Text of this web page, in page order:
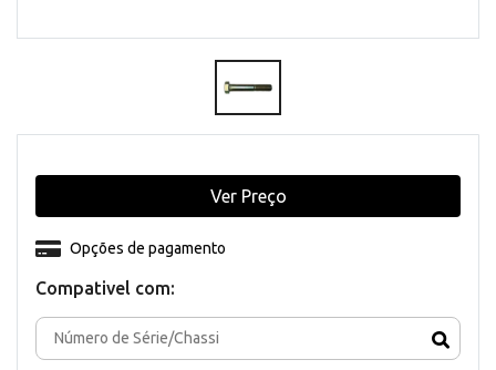
Compativel com:
Opções de pagamento
Ver Preço